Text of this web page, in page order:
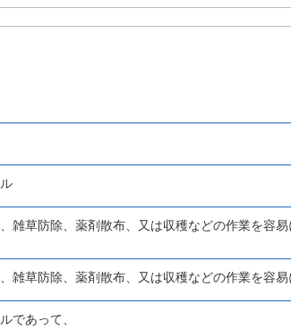
雑草防除、薬剤散布、又は収穫などの作業を容
雑草防除、薬剤散布、又は収穫などの作業を容易
であって、